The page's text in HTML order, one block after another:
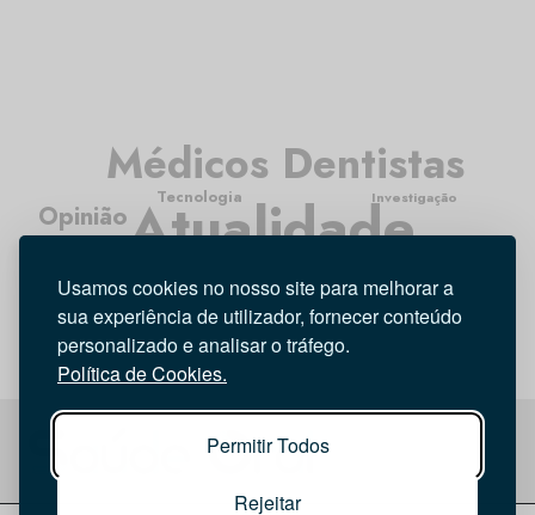
Usamos cookies no nosso site para melhorar a
sua experiência de utilizador, fornecer conteúdo
personalizado e analisar o tráfego.
Política de Cookies.
Permitir Todos
Rejeitar
Atualidade
Médicos Dentistas
Higiene OralEntrevista
Opinião
Tecnologia Investigação